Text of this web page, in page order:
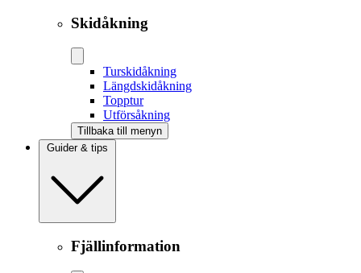
Skidåkning
Tur­skidåkning
Längd­skidåkning
Topptur
Utförsåkning
Tillbaka till menyn
Guider & tips
Fjällinformation